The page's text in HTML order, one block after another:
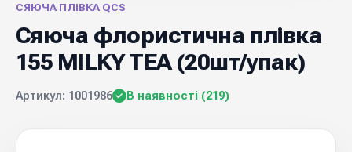
СЯЮЧА ПЛІВКА QCS
Сяюча флористична плівка
155 MILKY TEA (20шт/упак)
Артикул: 1001986 В наявності (219)